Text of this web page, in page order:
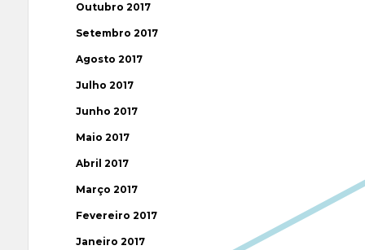
Outubro 2017
Setembro 2017
Agosto 2017
Julho 2017
Junho 2017
Maio 2017
Abril 2017
Março 2017
Fevereiro 2017
Janeiro 2017